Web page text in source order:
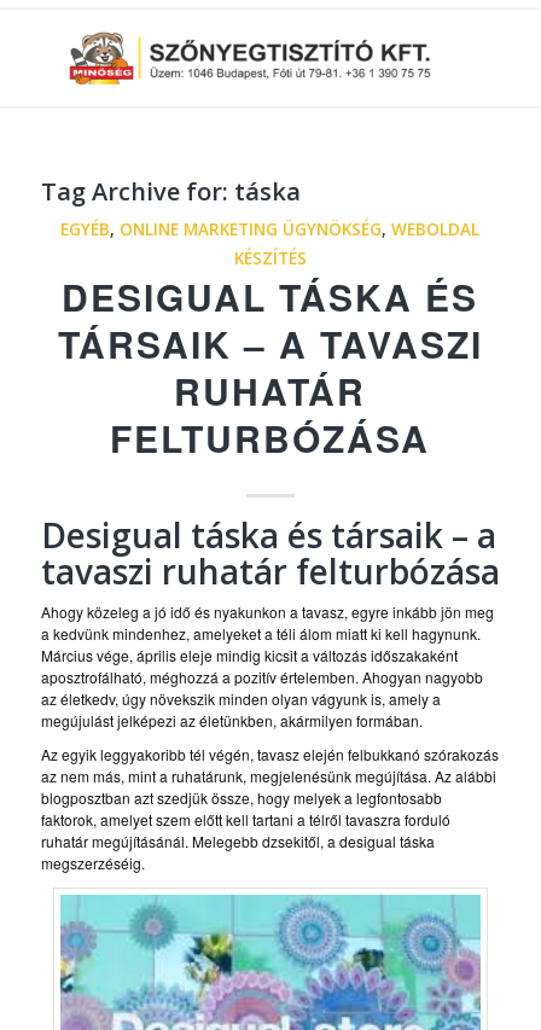
Tag Archive for: táska
EGYÉB, ONLINE MARKETING ÜGYNÖKSÉG,WEBOLDAL
KÉSZÍTÉS
DESIGUAL TÁSKA ÉS
TÁRSAIK – A TAVASZI
RUHATÁR
FELTURBÓZÁSA
Desigual táska és társaik – a
tavaszi ruhatár felturbózása
Ahogy közeleg a jó idő és nyakunkon a tavasz, egyre inkább jön meg
a kedvünk mindenhez, amelyeket a téli álom miatt ki kell hagynunk.
Március vége, április eleje mindig kicsit a változás időszakaként
aposztrofálható, méghozzá a pozitív értelemben. Ahogyan nagyobb
az életkedv, úgy növekszik minden olyan vágyunk is, amely a
megújulást jelképezi az életünkben, akármilyen formában.
Az egyik leggyakoribb tél végén, tavasz elején felbukkanó szórakozás
az nem más, mint a ruhatárunk, megjelenésünk megújítása. Az alábbi
blogposztban azt szedjük össze, hogy melyek a legfontosabb
faktorok, amelyet szem előtt kell tartani a télről tavaszra forduló
ruhatár megújításánál. Melegebb dzsekitől, a desigual táska
megszerzéséig.